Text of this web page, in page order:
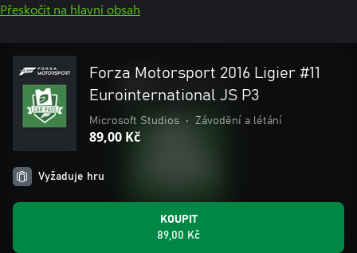
Přeskočit na hlavní obsah
Forza Motorsport 2016 Ligier #11
Eurointernational JS P3
Microsoft Studios • Závodění a létání
89,00 Kč
Vyžaduje hru
KOUPIT
89,00 Kč